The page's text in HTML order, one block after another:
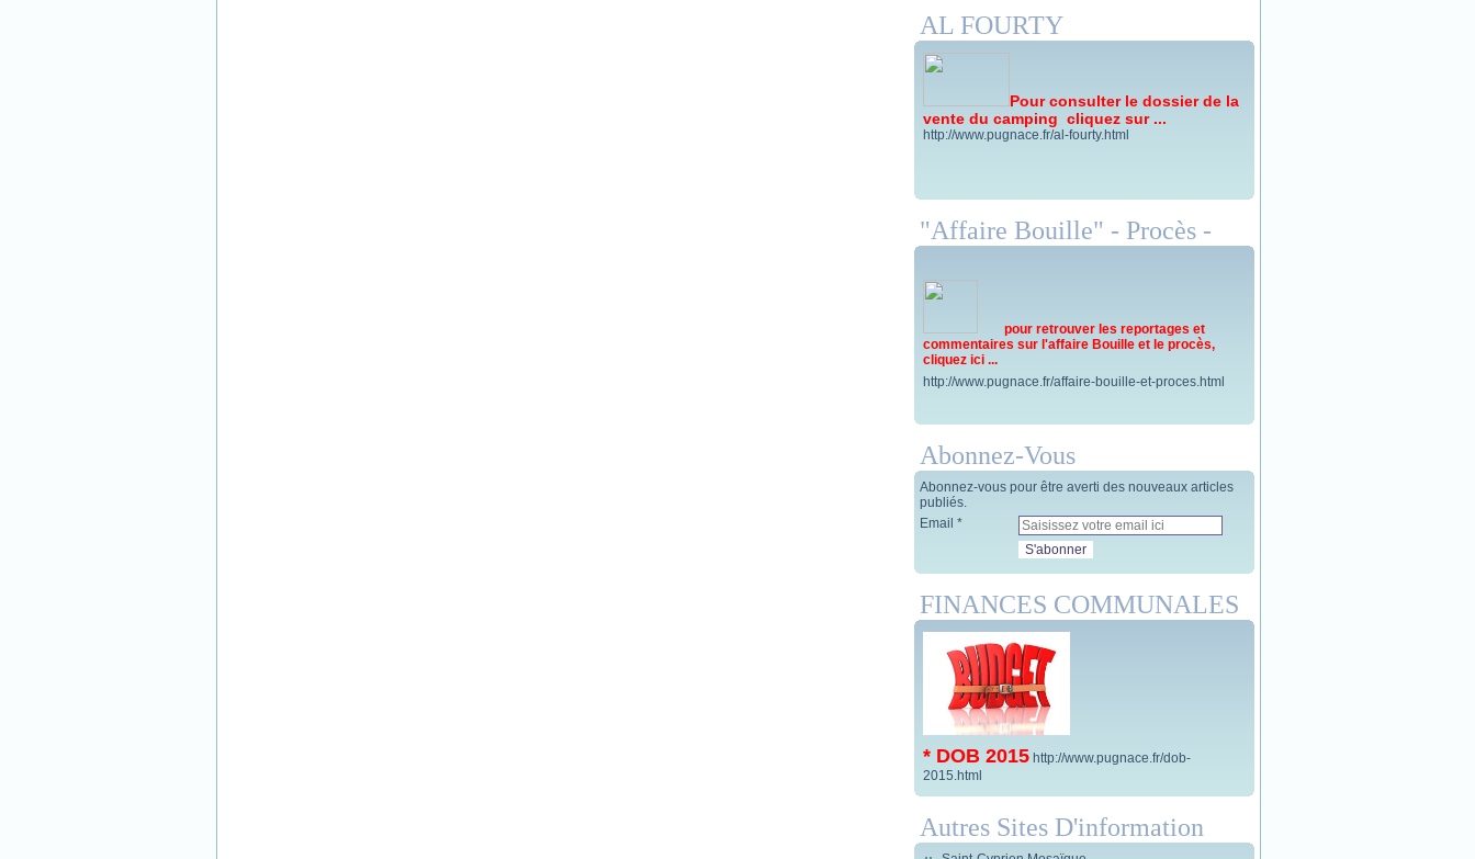
AL FOURTY
Pour consulter le dossier de la
vente du camping cliquez sur ...
http://www.pugnace.fr/al-fourty.html
"Affaire Bouille" - Procès -
pour retrouver les reportages et
commentaires sur l'affaire Bouille et le procès,
cliquez ici ...
http://www.pugnace.fr/affaire-bouille-et-proces.html
Abonnez-Vous
Abonnez-vous pour être averti des nouveaux articles
publiés.
Email
FINANCES COMMUNALES
* DOB 2015 http://www.pugnace.fr/dob-
2015.html
Autres Sites D'information